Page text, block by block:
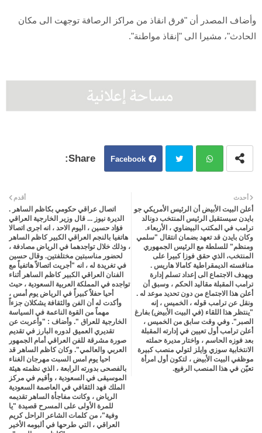
وأضاف المصدر أن "فرق انقاذ من مراكز الرصافة توجهت الى مكان
الحادث"، مشيرا الى "إنقاذ مواطنة".
Facebook
ter atsa
pp
أحدث
أعلن البيت الأبيض أن الرئيس الأمريكي جو
بايدن سيستقبل الرئيس المنتخب دونالد
ترامب في المكتب البيضاوي ، الأربعاء.
وكان بايدن قد تعهد بضمان انتقال "سلمي
ومنظم" للسلطة مع الرئيس الجمهوري
المنتخب، الذي حقق فوزا كبيرا على
منافسته الديمقراطية كامالا هاريس .
ويهدف الاجتماع الى إعداد تسلم إدارة
ترامب المقبلة مقاليد الحكم ، وسبق أن
أعلن هذا الاجتماع من دون تحديد موعد له .
ونقل عن ترامب قوله ، الخميس ، إنه
"ينتظر هذا اللقاء (في البيت الأبيض) بفارغ
الصبر". وفي وقت سابق من الخميس ،
أعلن ترامب أول تعيين في إدارته المقبلة
بعد فوزه الحاسم ، واختار مديرة حملته
الانتخابية سوزي وايلز لتولي منصب كبيرة
موظفي البيت الأبيض ، لتكون أول امرأة
تعيّن في هذا المنصب الرفيع.
أقدم
اتصال عراقي حكومي بكاظم الساهر .
الديرة نيوز ... قال وزير الخارجية العراقي
فؤاد حسين ، اليوم الاحد ، انه اجرى اتصالا
هاتفيا بالنجم العراقي الكبير كاظم الساهر
، وذلك خلال تواجدهما في الرياض مصادفة ،
لحضور مناسبتين مختلفتين. وقال حسين
في تغريدة له ، انه "أجريت اتصالاً هاتفياً مع
الفنان العراقي الكبير كاظم الساهر أثناء
تواجده في المملكة العربية السعودية ، حيث
أحيا حفلاً كبيراً في الرياض يوم أمس ،
وأكدت له أن الفن والثقافة يشكلان جزءاً
مهماً من القوة الناعمة في السياسة
الخارجية للعراق ". وأضاف : "وأعربت عن
تقديري العميق لدوره البارز في تقديم
صورة مشرقة للفن العراقي أمام الجمهور
العربي والعالمي". وكان كاظم الساهر قد
احيا يوم امس السبت مهرجان الغناء
بالفصحى بدورته الرابعة ، الذي نظمته هيئة
الموسيقى في السعودية ، وأقيم في مركز
الملك فهد الثقافي في العاصمة السعودية
الرياض ، وكانت مفاجأة الساهر تقديمه
للمرة الأولى على المسرح قصيدة "يا
وفية"، من كلمات الشاعر الراحل كريم
العراقي ، التي طرحها في ألبومه الأخير